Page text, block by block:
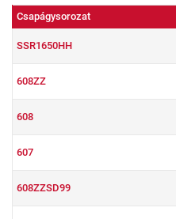
Csapágysorozat
SSR1650HH
608ZZ
608
607
608ZZSD99